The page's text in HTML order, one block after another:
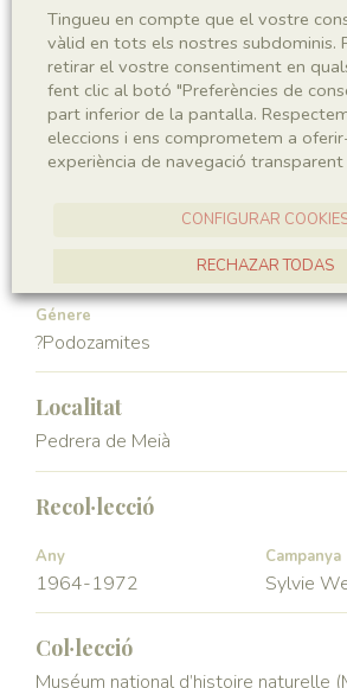
Taxonomia
Regne
Plantae
Phyllum
Subphyllum
Gymnospermae
Classe
Pinopsida
Génere
?Podozamites
Localitat
Pedrera de Meià
Recol·lecció
Any
1964-1972
Campanya
Sylvie
Col·lecció
Muséum national d’histoire naturelle
Tingueu en compte que el vostre
vàlid en tots els nostres subdominis.
retirar el vostre consentiment en
fent clic al botó "Preferències de
part inferior de la pantalla.
eleccions i ens comprometem a
experiència de navegació transparent
CONFIGURAR
RECHAZAR TODAS
ACCEPTAR TOTES